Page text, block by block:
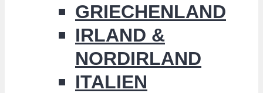
GRIECHENLAND
IRLAND &
NORDIRLAND
ITALIEN